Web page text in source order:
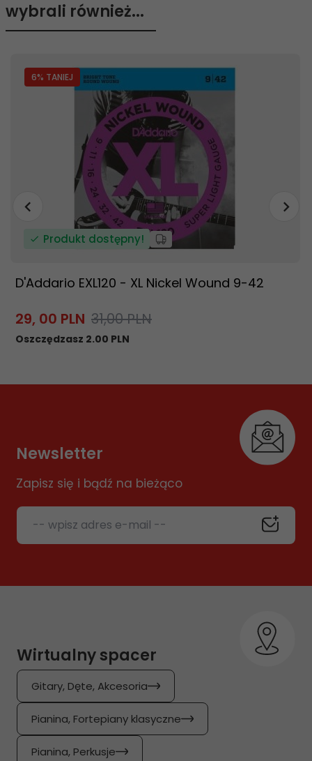
wybrali również...
6% TANIEJ
Produkt dostępny!
D'Addario EXL120 - XL Nickel Wound 9-42
29, 00 PLN 31,00 PLN
Oszczędzasz 2.00 PLN
Newsletter
Zapisz się i bądź na bieżąco
-- wpisz adres e-mail --
Wirtualny spacer
Gitary, Dęte, Akcesoria
Pianina, Fortepiany klasyczne
Pianina, Perkusje